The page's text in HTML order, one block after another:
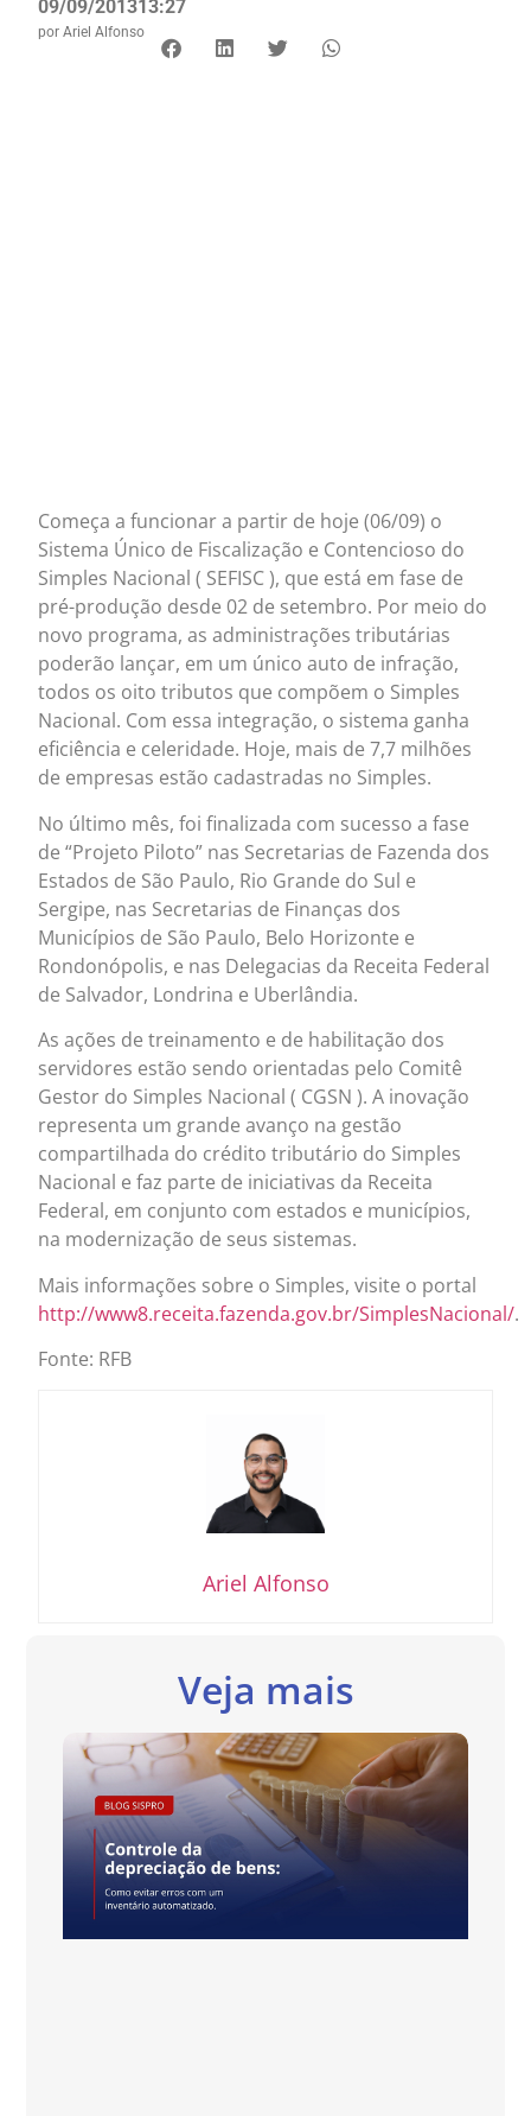
09/09/201313:27
por Ariel Alfonso
Começa a funcionar a partir de hoje (06/09) o
Sistema Único de Fiscalização e Contencioso do
Simples Nacional ( SEFISC ), que está em fase de
pré-produção desde 02 de setembro. Por meio do
novo programa, as administrações tributárias
poderão lançar, em um único auto de infração,
todos os oito tributos que compõem o Simples
Nacional. Com essa integração, o sistema ganha
eficiência e celeridade. Hoje, mais de 7,7 milhões
de empresas estão cadastradas no Simples.
No último mês, foi finalizada com sucesso a fase
de “Projeto Piloto” nas Secretarias de Fazenda dos
Estados de São Paulo, Rio Grande do Sul e
Sergipe, nas Secretarias de Finanças dos
Municípios de São Paulo, Belo Horizonte e
Rondonópolis, e nas Delegacias da Receita Federal
de Salvador, Londrina e Uberlândia.
As ações de treinamento e de habilitação dos
servidores estão sendo orientadas pelo Comitê
Gestor do Simples Nacional ( CGSN ). A inovação
representa um grande avanço na gestão
compartilhada do crédito tributário do Simples
Nacional e faz parte de iniciativas da Receita
Federal, em conjunto com estados e municípios,
na modernização de seus sistemas.
Mais informações sobre o Simples, visite o portal
http://www8.receita.fazenda.gov.br/SimplesNacional/.
Fonte: RFB
Ariel Alfonso
Veja mais